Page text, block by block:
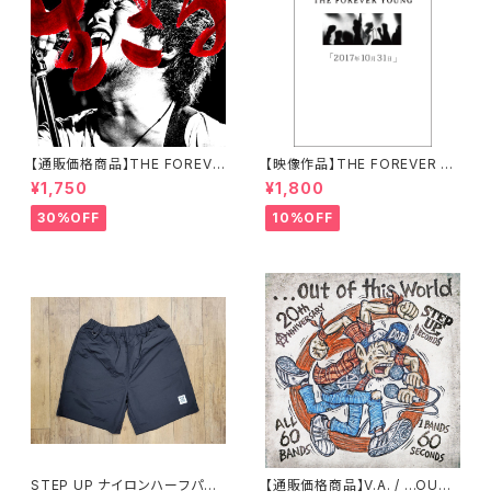
【通販価格商品】THE FOREVE
R YOUNG / 生きる
¥1,750
30%OFF
【映像作品】THE FOREVER Y
OUNG / 2017年10月31日【通
販限定商品】
¥1,800
10%OFF
STEP UP ナイロンハーフパン
【通販価格商品】V.A. / ...OUT